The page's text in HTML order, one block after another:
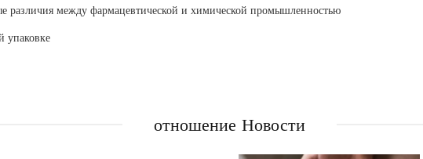
различия между фармацевтической и химической промышленностью
упаковке
отношение Новости